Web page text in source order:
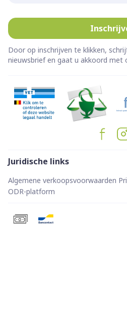
Door op inschrijven te klikken,
nieuwsbrief en gaat u akkoord met
Juridische links
Algemene verkoopsvoorwaarden
ODR-platform